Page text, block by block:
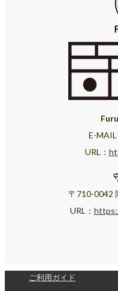
E-
URL：
〒710-0042
URL：
ご利用ガイド